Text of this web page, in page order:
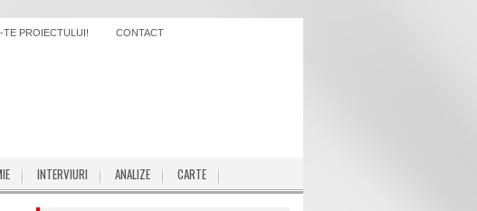
TE PROIECTULUI! CONTACT
INTERVIURI ANALIZE CARTE